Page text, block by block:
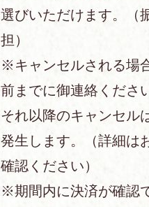
選びいただけます。（
担）
※キャンセルされる場
前までに御連絡くださ
それ以降のキャンセル
発生します。（詳細は
確認ください）
※期間内に決済が確認